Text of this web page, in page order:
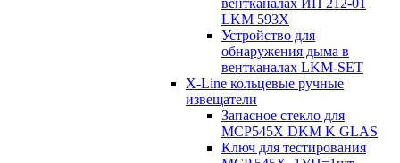
вентканалах ИП 212-01
LKM 593X
Устройство для
обнаружения дыма в
вентканалах LKM-SET
X-Line кольцевые ручные
извещатели
Запасное стекло для
MCP545Х DKM K GLAS
Ключ для тестирования